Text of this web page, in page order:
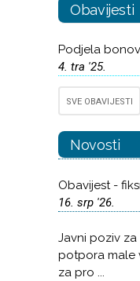
Obavijesti
Podjela
4. tra '25.
SVE OBAVIJESTI
Novosti
Obavijest -
16. srp '26.
Javni poziv
potpora male
za pro ...